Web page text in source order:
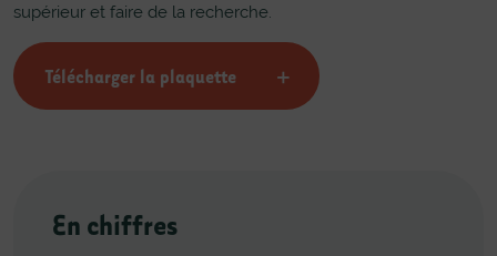
supérieur et faire de la recherche.
Télécharger la plaquette
En chiffres